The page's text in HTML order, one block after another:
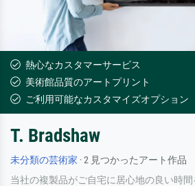
熱心なカスタマーサービス
美術館品質のアートプリント
ご利用可能なカスタマイズオプション
T. Bradshaw
未分類の芸術家 · 2 見つかったアート作品
当社の複製品がご自宅に居心地の良い時間